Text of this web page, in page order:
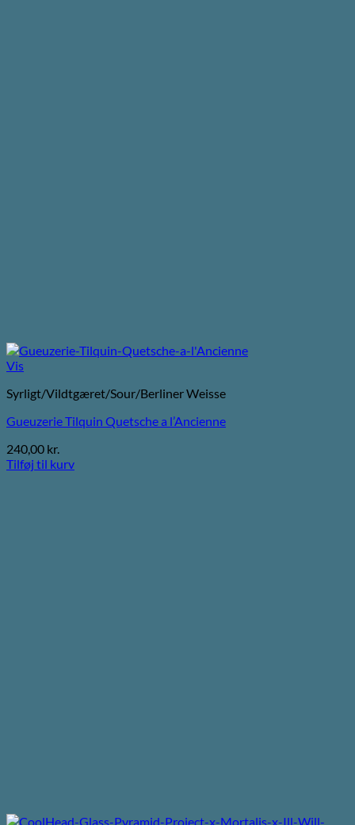
Vis
Syrligt/Vildtgæret/Sour/Berliner Weisse
Gueuzerie Tilquin Quetsche a l’Ancienne
240,00 kr.
Tilføj til kurv